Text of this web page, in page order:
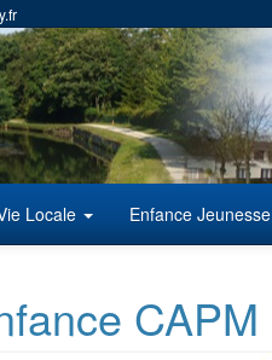
Locale Enfance Jeunesse
CAPM